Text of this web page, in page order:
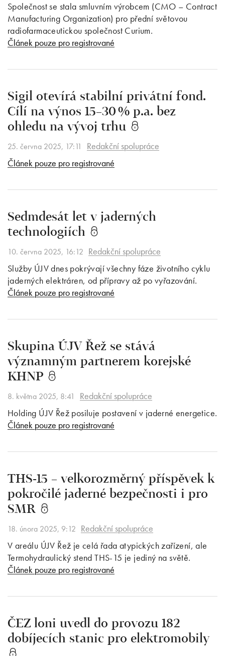
Společnost se stala smluvním výrobcem (CMO – Contract
Manufacturing Organization) pro přední světovou
radiofarmaceutickou společnost Curium.
Článek pouze pro registrované
Sigil otevírá stabilní privátní fond.
Cílí na výnos 15–30 % p.a. bez
ohledu na vývoj trhu
25. června 2025, 17:11
Redakční spolupráce
Článek pouze pro registrované
Sedmdesát let v jaderných
technologiích
10. června 2025, 16:12 Redakční spolupráce
Služby ÚJV dnes pokrývají všechny fáze životního cyklu
jaderných elektráren, od přípravy až po vyřazování.
Článek pouze pro registrované
Skupina ÚJV Řež se stává
významným partnerem korejské
KHNP
8. května 2025, 8:41
Redakční spolupráce
Holding ÚJV Řež posiluje postavení v jaderné energetice.
Článek pouze pro registrované
THS-15 – velkorozměrný příspěvek k
pokročilé jaderné bezpečnosti i pro
SMR
18. února 2025, 9:12 Redakční spolupráce
V areálu ÚJV Řež je celá řada atypických zařízení, ale
Termohydraulický stend THS-15 je jediný na světě.
Článek pouze pro registrované
ČEZ loni uvedl do provozu 182
dobíjecích stanic pro elektromobily